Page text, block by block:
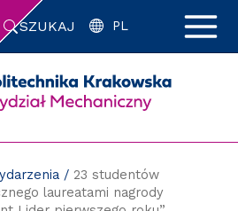
SZUKAJ PL
/ 23 studentów
laureatami nagrody